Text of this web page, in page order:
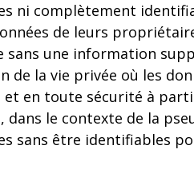
ni complètement
de leurs
une information
de la vie privée où les
et en toute sécurité à
le contexte de la
sans être identifiables